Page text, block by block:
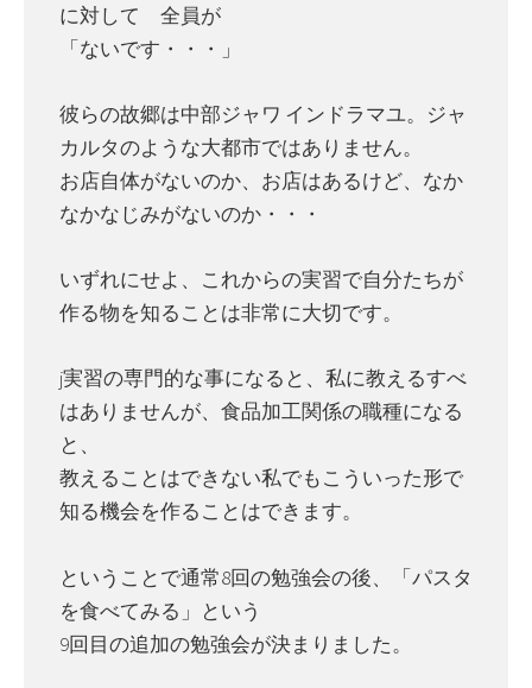
に対して 全員が
「ないです・・・」
彼らの故郷は中部ジャワ インドラマユ。ジャ
カルタのような大都市ではありません。
お店自体がないのか、お店はあるけど、なか
なかなじみがないのか・・・
いずれにせよ、これからの実習で自分たちが
作る物を知ることは非常に大切です。
j実習の専門的な事になると、私に教えるすべ
はありませんが、食品加工関係の職種になる
と、
教えることはできない私でもこういった形で
知る機会を作ることはできます。
ということで通常8回の勉強会の後、「パスタ
を食べてみる」という
9回目の追加の勉強会が決まりました。